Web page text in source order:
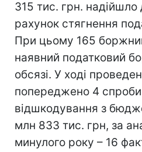
315 тис. грн.
рахунок стягнення
При цьому 165
наявний податковий
обсязі. У ході
попереджено 4 спроби
відшкодування з
млн 833 тис. грн, за
минулого року – 16